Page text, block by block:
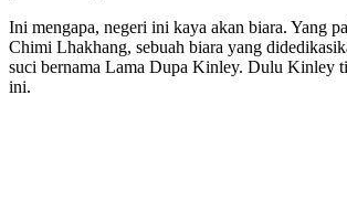
Ini mengapa, negeri ini kaya akan biara. Yang
Chimi Lhakhang, sebuah biara yang
suci bernama Lama Dupa Kinley. Dulu Kinley
ini.